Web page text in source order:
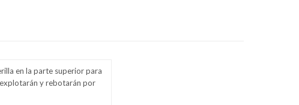
en la parte superior para
y rebotarán por